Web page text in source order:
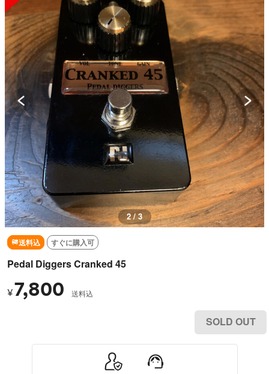
2 / 3
送料込 すぐに購入可
Pedal Diggers Cranked 45
¥7,800 送料込
SOLD OUT